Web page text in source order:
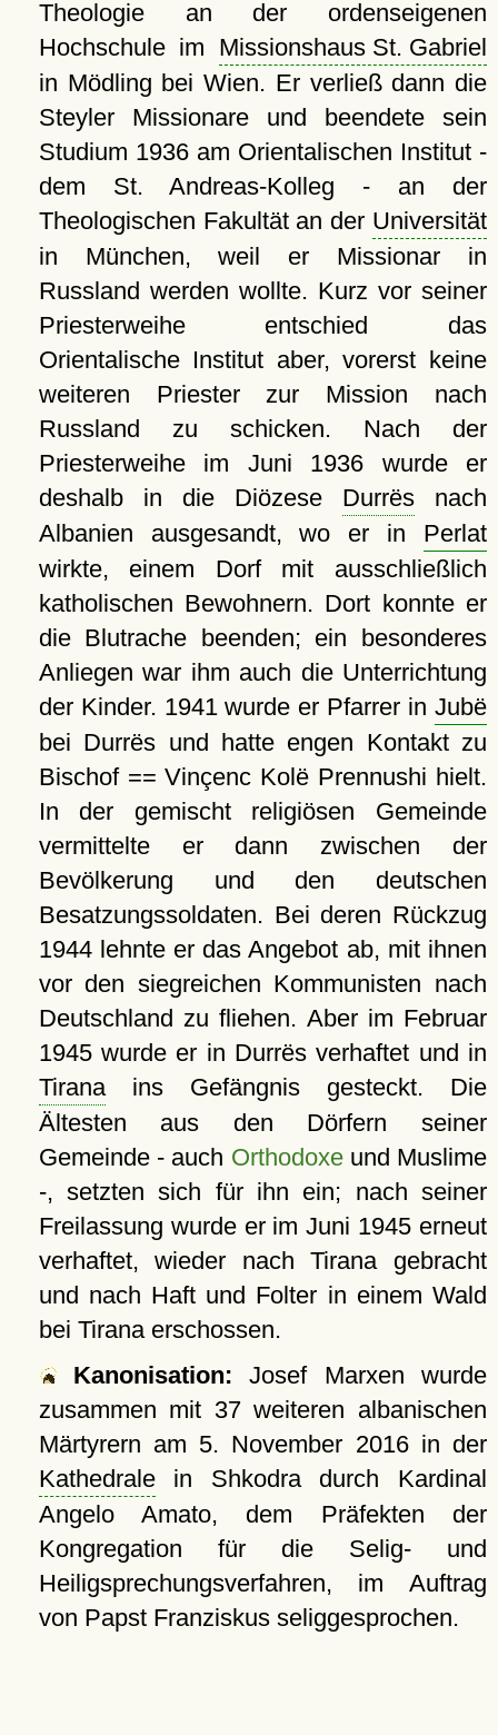
Theologie an der ordenseigenen
Hochschule im Missionshaus St. Gabriel
in Mödling bei Wien. Er verließ dann die
Steyler Missionare und beendete sein
Studium 1936 am Orientalischen Institut -
dem St. Andreas-Kolleg - an der
Theologischen Fakultät an der Universität
in München, weil er Missionar in
Russland werden wollte. Kurz vor seiner
Priesterweihe entschied das
Orientalische Institut aber, vorerst keine
weiteren Priester zur Mission nach
Russland zu schicken. Nach der
Priesterweihe im Juni 1936 wurde er
deshalb in die Diözese Durrësnach
Albanien ausgesandt, wo er in Perlat
wirkte, einem Dorf mit ausschließlich
katholischen Bewohnern. Dort konnte er
die Blutrache beenden; ein besonderes
Anliegen war ihm auch die Unterrichtung
der Kinder. 1941 wurde er Pfarrer in Jubë
bei Durrës und hatte engen Kontakt zu
Bischof == Vinçenc Kolë Prennushi hielt.
In der gemischt religiösen Gemeinde
vermittelte er dann zwischen der
Bevölkerung und den deutschen
Besatzungssoldaten. Bei deren Rückzug
1944 lehnte er das Angebot ab, mit ihnen
vor den siegreichen Kommunisten nach
Deutschland zu fliehen. Aber im Februar
1945 wurde er in Durrës verhaftet und in
Tiranains Gefängnis gesteckt. Die
Ältesten aus den Dörfern seiner
Gemeinde - auch Orthodoxeund Muslime
-, setzten sich für ihn ein; nach seiner
Freilassung wurde er im Juni 1945 erneut
verhaftet, wieder nach Tirana gebracht
und nach Haft und Folter in einem Wald
bei Tirana erschossen.
Kanonisation: Josef Marxen wurde
zusammen mit 37 weiteren albanischen
Märtyrern am 5. November 2016in der
Kathedralein Shkodra durch Kardinal
Angelo Amato, dem Präfekten der
Kongregation für die Selig- und
Heiligsprechungsverfahren, im Auftrag
von Papst Franziskus seliggesprochen.